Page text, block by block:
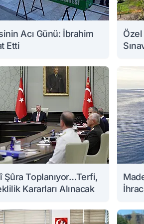
Acı Günü: İbrahim
Etti
Özel
Şûra Toplanıyor…Terfi,
Kararları Alınacak